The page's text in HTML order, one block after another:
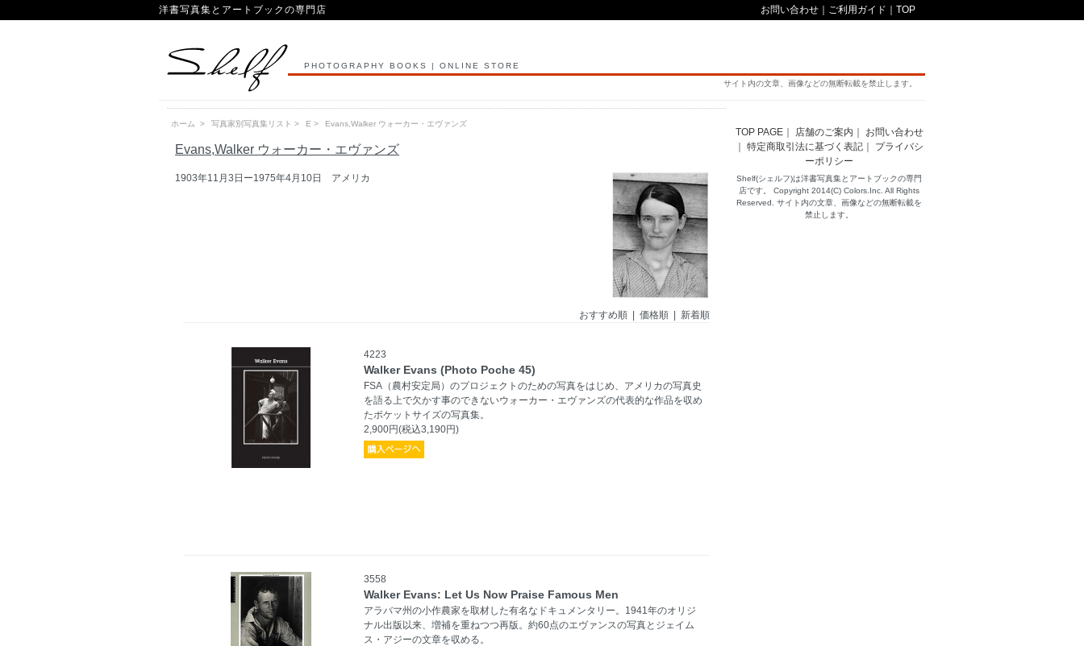
洋書写真集とアートブックの専門店 お問い合わせ ご利用ガイド TOP
PHOTOGRAPHY BOOKS | ONLINE STORE
サイト内の文章、画像などの無断転載を禁止します。
ホーム > 写真家別写真集リスト > E > Evans,Walker ウォーカー・エヴァンズ
Evans,Walker ウォーカー・エヴァンズ
1903年11月3日ー1975年4月10日 アメリカ
おすすめ順 | 価格順 | 新着順
4223
Walker Evans (Photo Poche 45)
FSA（農村安定局）のプロジェクトのための写真をはじめ、アメリカの写真史
を語る上で欠かす事のできないウォーカー・エヴァンズの代表的な作品を収め
たポケットサイズの写真集。
2,900円(税込3,190円)
3558
Walker Evans: Let Us Now Praise Famous Men
アラバマ州の小作農家を取材した有名なドキュメンタリー。1941年のオリジ
ナル出版以来、増補を重ねつつ再版。約60点のエヴァンスの写真とジェイム
ス・アジーの文章を収める。
TOP PAGE｜ 店舗のご案内
お問い合わせ
｜特定商取引法に基づく表記
プライバシ
ーポリシー
Shelf(シェルフ)は洋書写真集とアートブックの専門
店です。 Copyright 2014(C) Colors.Inc. All Rights
Reserved. サイト内の文章、画像などの無断転載を
禁止します。